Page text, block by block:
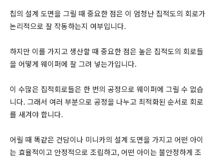
칩의 설계 도면을 그릴 때 중요한 점은 이 엄청난 집적도의 회로가
논리적으로 잘 작동하는지 여부입니다.
하지만 이를 가지고 생산할 때 중요한 점은 높은 집적도의 회로들
을 어떻게 웨이퍼에 잘 그려 넣는가입니다.
이 수많은 집적회로들은 한 번의 공정으로 웨이퍼에 그릴 수 없습
니다. 그래서 여러 부분으로 공정을 나누고 최적화된 순서로 회로
를 새겨야 합니다.
어릴 때 똑같은 건담이나 미니카의 설계 도면을 가지고 어떤 아이
는 효율적이고 안정적으로 조립하고, 어떤 아이는 불안정하게 조